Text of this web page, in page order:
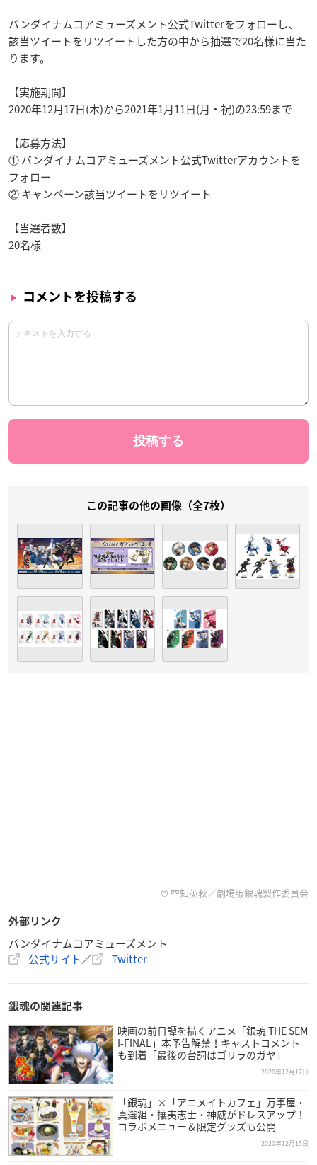
バンダイナムコアミューズメント公式Twitterをフォローし、
該当ツイートをリツイートした方の中から抽選で20名様に当た
ります。
【実施期間】
2020年12月17日(木)から2021年1月11日(月・祝)の23:59まで
【応募方法】
① バンダイナムコアミューズメント公式Twitterアカウントを
フォロー
② キャンペーン該当ツイートをリツイート
【当選者数】
20名様
コメントを投稿する
この記事の他の画像（全7枚）
© 空知英秋／劇場版銀魂製作委員会
外部リンク
バンダイナムコアミューズメント
公式サイト／ Twitter
銀魂の関連記事
映画の前日譚を描くアニメ「銀魂 THE SEM
I-FINAL」本予告解禁！キャストコメント
も到着「最後の台詞はゴリラのガヤ」
2020年12月17日
「銀魂」×「アニメイトカフェ」万事屋・
真選組・攘夷志士・神威がドレスアップ！
コラボメニュー＆限定グッズも公開
2020年12月15日